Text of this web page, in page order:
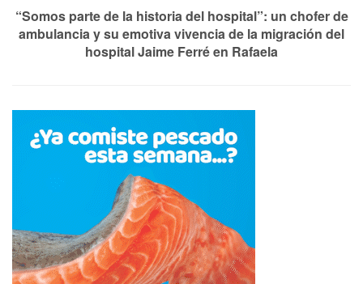
“Somos parte de la historia del hospital”: un chofer de
ambulancia y su emotiva vivencia de la migración del
hospital Jaime Ferré en Rafaela